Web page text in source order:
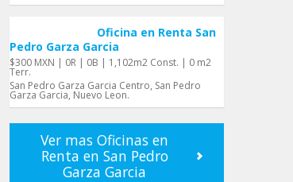
Oficina en Renta San
Pedro Garza Garci­a
$300 MXN | 0R | 0B | 1,102m2 Const. | 0 m2
Terr.
San Pedro Garza Garcia Centro, San Pedro
Garza Garci­a, Nuevo Leon.
Ver mas Oficinas en
Renta en San Pedro
Garza Garci­a